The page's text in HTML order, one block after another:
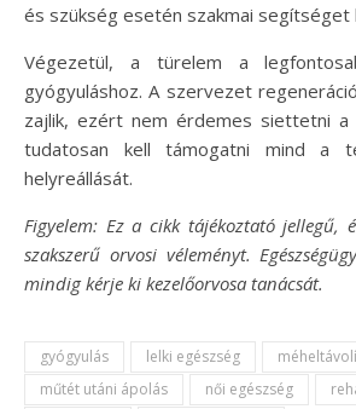
és szükség esetén szakmai segítséget
Végezetül, a türelem a
gyógyuláshoz. A szervezet
zajlik, ezért nem érdemes siettetni a
tudatosan kell támogatni mind a
helyreállását.
Figyelem: Ez a cikk tájékoztató jellegű,
szakszerű orvosi véleményt.
mindig kérje ki kezelőorvosa tanácsát.
gyógyulás lelki egészség
műtét utáni ápolás
női egészség